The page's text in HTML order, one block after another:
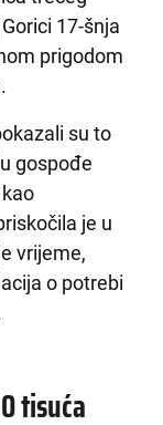
17-šnja
prigodom
su to
gospođe
je u
vrijeme,
o potrebi
tisuća